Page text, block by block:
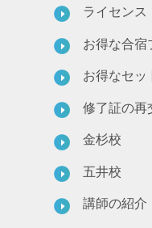
ライセンス
お得な合宿
お得なセッ
修了証の再
金杉校
五井校
講師の紹介